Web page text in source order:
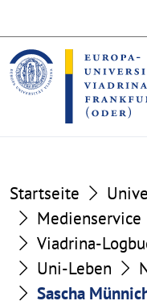
the
content
section
the
footer
section
Startseite
Medienservice
Viadrina-
Uni-Leben
Sascha